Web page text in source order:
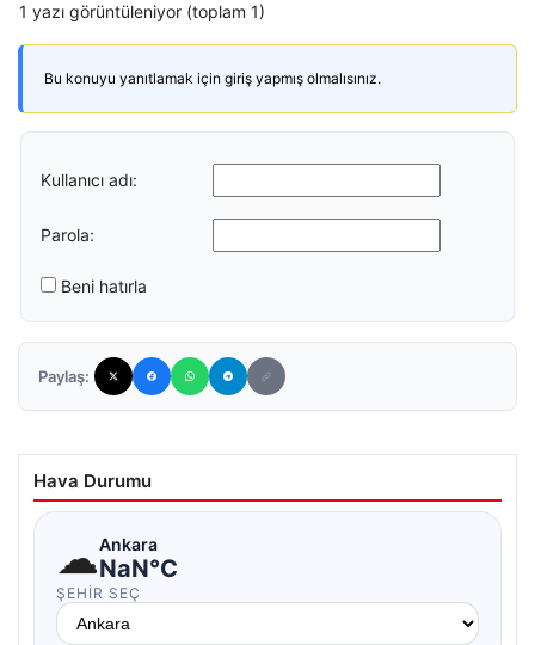
1 yazı görüntüleniyor (toplam 1)
Bu konuyu yanıtlamak için giriş yapmış olmalısınız.
Kullanıcı adı:
Parola:
Beni hatırla
Paylaş:
Hava Durumu
☁Ankara
NaN°C
ŞEHIR SEÇ